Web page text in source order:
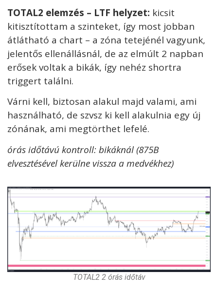
TOTAL2 elemzés – LTF helyzet: kicsit
kitisztítottam a szinteket, így most jobban
átlátható a chart – a zóna tetejénél vagyunk,
jelentős ellenállásnál, de az elmúlt 2 napban
erősek voltak a bikák, így nehéz shortra
triggert találni.
Várni kell, biztosan alakul majd valami, ami
használható, de szvsz ki kell alakulnia egy új
zónának, ami megtörthet lefelé.
órás időtávú kontroll: bikáknál (875B
elvesztésével kerülne vissza a medvékhez)
TOTAL2 2 órás időtáv